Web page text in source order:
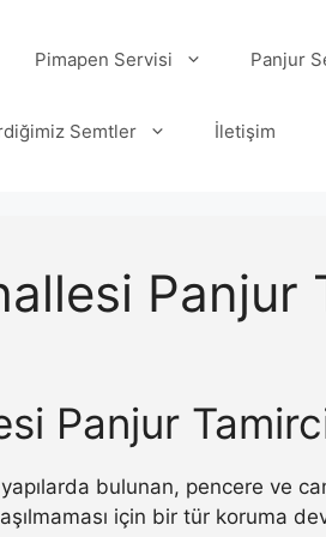
Pimapen Servisi Panjur
Semtler İletişim
Panjur
Panjur
bulunan, pencere ve
için bir tür koruma